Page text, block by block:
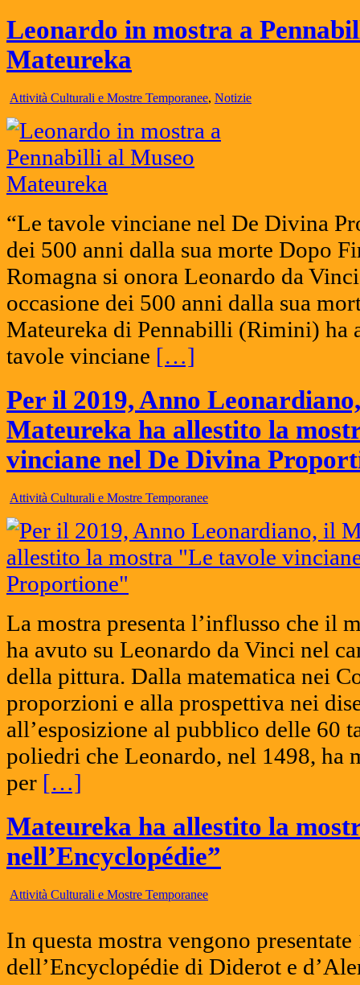
Leonardo in mostra a
Mateureka
Attività Culturali e Mostre Temporanee, Notizie
“Le tavole vinciane nel De Divina
dei 500 anni dalla sua morte Dopo
Romagna si onora Leonardo da
occasione dei 500 anni dalla sua
Mateureka di Pennabilli (Rimini) ha
tavole vinciane […]
Per il 2019, Anno
Mateureka ha allestito la
vinciane nel De Divina
Attività Culturali e Mostre Temporanee
La mostra presenta l’influsso che il
ha avuto su Leonardo da Vinci nel
della pittura. Dalla matematica nei
proporzioni e alla prospettiva nei
all’esposizione al pubblico delle 60
poliedri che Leonardo, nel 1498, ha
per […]
Mateureka ha allestito la
nell’Encyclopédie”
Attività Culturali e Mostre Temporanee
In questa mostra vengono
dell’Encyclopédie di Diderot e